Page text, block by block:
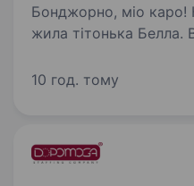
Бонджорно, міо каро!
жила тітонька Белла.
і люди, які вкладають
10 год. тому